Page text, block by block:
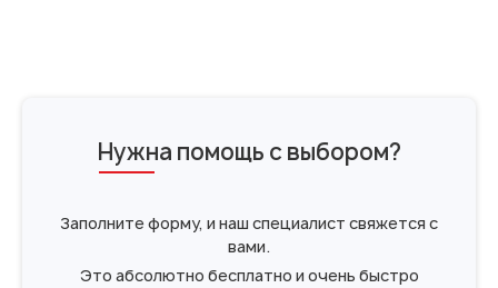
формате 24/7.
Нужна помощь с выбором?
Заполните форму, и наш специалист свяжется с
вами.
Это абсолютно бесплатно и очень быстро